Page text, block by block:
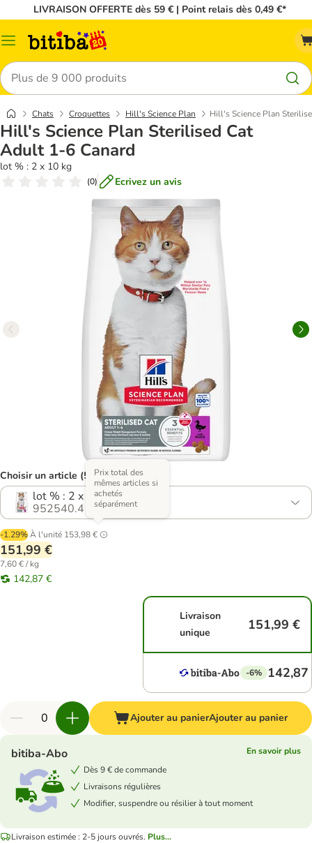
LIVRAISON OFFERTE dès 59 € | Point relais dès 0,49 €*
Menu
Rechercher
Chats Croquettes Hill's Science Plan Hill's Science Plan
Hill's Science Plan Sterilised Cat
Adult 1-6 Canard
lot % : 2 x 10 kg
(0) Ecrivez un avis
Choisir un article (5 variantes)
lot % : 2 x 10 kg
952540.4
-1.29%À l'unité 153,98 €
Prix total des
mêmes articles si
achetés
séparément
151,99 €
7,60 € / kg
142,87 €
Livraison
unique
151,99 €
-6% 142,87
Ajouter au panierAjouter au panier
bitiba-Abo
En savoir plus
Dès 9 € de commande
Livraisons régulières
Modifier, suspendre ou résilier à tout moment
Livraison estimée : 2-5 jours ouvrés. Plus...